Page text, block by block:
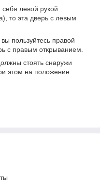
себя левой рукой
то эта дверь с левым
пользуйтесь правой
с правым открыванием.
стоять снаружи
этом на положение